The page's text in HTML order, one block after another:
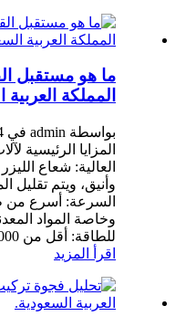
ما هو مستقبل
المملكة
بواسطة admin في 24-08-24
المزايا الرئيسية
العالية: شعاع
وأنيق، ويتم تقليل
السرعة: أسرع من
وخاصة المواد
للطاقة: أقل من 100000 دورة في الدقيقة.
اقرأ المزيد